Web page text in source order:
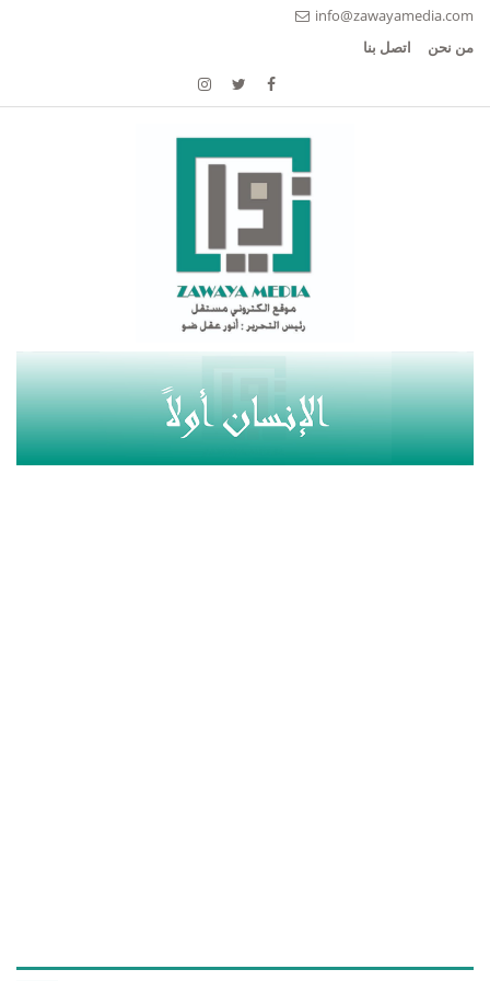
info@zawayamedia.com
من نحن
اتصل بنا